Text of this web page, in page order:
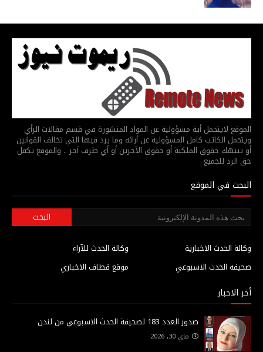
الموقع لايتحمل أية مسؤولية عن المواد المنشورة في قسم مقالات الرأي
ويتحمل الكاتب كامل المسؤولية عن أرائه وما يرد فيها التي تخالف القوانين
أو تنتهك حقوق الملكية أو حقوق الآخرين أو أي طرف آخر .. والموقع يكفل
حق الرد للجميع
البحث في الموقع
وكالة الحدث للآراء
وكالة الحدث الاخبارية
موقع قطاف الاخباري
صحيفة الحدث الاسبوعي
أخر الاخبار
صدور العدد 183 لصحيفة الحدث الاسبوعي من لندن
ماي 30, 2026